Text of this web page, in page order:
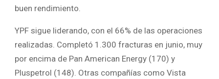
buen rendimiento.
YPF sigue liderando, con el 66% de las operaciones
realizadas. Completó 1.300 fracturas en junio, muy
por encima de Pan American Energy (170) y
Pluspetrol (148). Otras compañías como Vista